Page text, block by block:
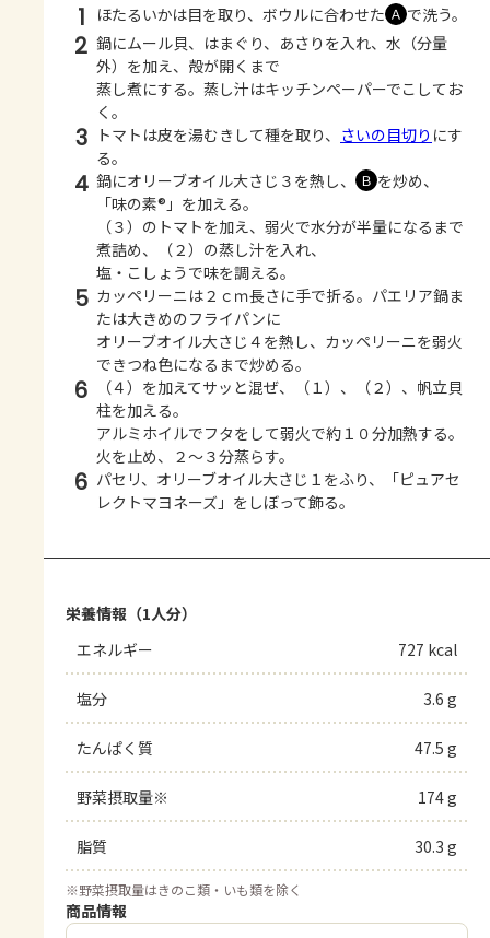
1 ほたるいかは目を取り、ボウルに合わせた Ａ で洗う。
2 鍋にムール貝、はまぐり、あさりを入れ、水（分量
外）を加え、殻が開くまで
蒸し煮にする。蒸し汁はキッチンペーパーでこしてお
く。
3 トマトは皮を湯むきして種を取り、 さいの目切り にす
る。
4 鍋にオリーブオイル大さじ３を熱し、 Ｂ を炒め、
「味の素®」を加える。
（３）のトマトを加え、弱火で水分が半量になるまで
煮詰め、（２）の蒸し汁を入れ、
塩・こしょうで味を調える。
5 カッペリーニは２ｃｍ長さに手で折る。パエリア鍋ま
たは大きめのフライパンに
オリーブオイル大さじ４を熱し、カッペリーニを弱火
できつね色になるまで炒める。
6
（４）を加えてサッと混ぜ、（１）、（２）、帆立貝
柱を加える。
アルミホイルでフタをして弱火で約１０分加熱する。
火を止め、２～３分蒸らす。
6 パセリ、オリーブオイル大さじ１をふり、「ピュアセ
レクトマヨネーズ」をしぼって飾る。
栄養情報（1人分）
エネルギー
727 kcal
塩分 3.6 g
たんぱく質 47.5 g
野菜摂取量※ 174 g
脂質 30.3 g
※野菜摂取量はきのこ類・いも類を除く
商品情報